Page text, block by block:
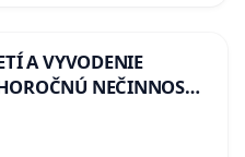
A VYVODENIE
NEČINNOSŤ